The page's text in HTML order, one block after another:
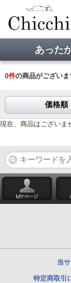
あった
0件の商品がございま
価格順
現在、商品はございま
当
特定商取引